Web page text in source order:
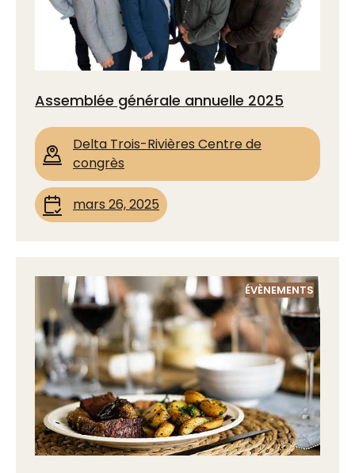
Assemblée générale annuelle 2025
Delta Trois-Rivières Centre de
congrès
mars 26, 2025
ÉVÈNEMENTS